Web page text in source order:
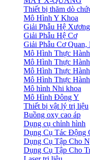
Thiết bị thăm dò
Mô Hình Y Khoa
Giải Phẫu Hệ Xương
Giải Phẫu Hệ Cơ
Giải Phẫu Cơ Quan,
Mô Hình Thực
Mô Hình Thực
Mô Hình Thực
Mô Hình Thực
Mô hình Nhi khoa
Mô Hình Đông Y
Thiết bị vật lý trị liệu
Buồng oxy cao áp
Dụng cụ chỉnh hình
Dụng Cụ Tác Động
Dụng Cụ Tập Cho
Dụng Cụ Tập Cho